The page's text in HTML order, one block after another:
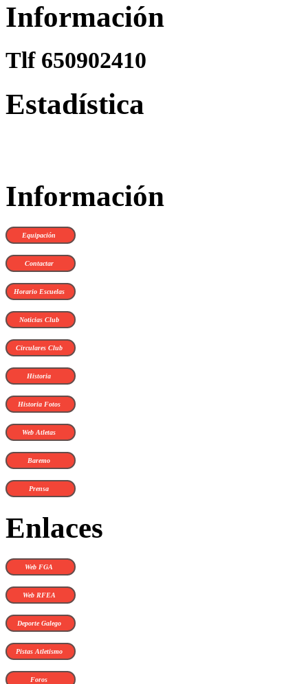
Información
Tlf 650902410
Estadística
Información
Equipación
Contactar
Horario Escuelas
Noticias Club
Circulares Club
Historia
Historia Fotos
Web Atletas
Baremo
Prensa
Enlaces
Web FGA
Web RFEA
Deporte Galego
Pistas Atletismo
Foros